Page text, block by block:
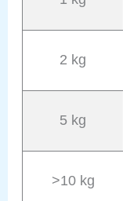
2 kg
5 kg
>10 kg